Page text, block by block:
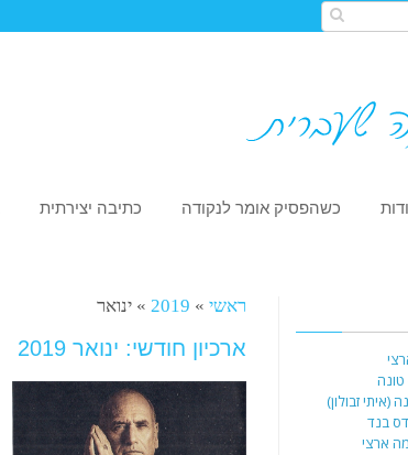
כשהפסיק אומר לנקודה כתיבה יצירתית
ראשי »
2019
» ינואר
ארכיון חודשי: ינואר 2019
זבולון)
בנד
ארצי